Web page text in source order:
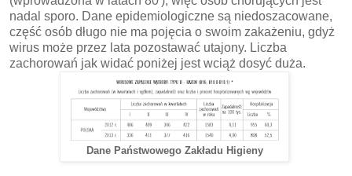
nadal sporo. Dane epidemiologiczne są niedoszacowane,
część osób długo nie ma pojęcia o swoim zakażeniu, gdyż
wirus może przez lata pozostawać utajony. Liczba
zachorowań jak widać poniżej jest wciąż dosyć duża.
Dane Państwowego Zakładu Higieny